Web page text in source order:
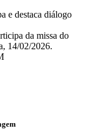
da missa do
14/02/2026.